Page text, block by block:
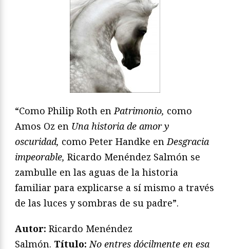
“Como Philip Roth enPatrimonio, como
Amos Oz en Una historia de amor y
oscuridad, como Peter Handke enDesgracia
impeorable, Ricardo Menéndez Salmón se
zambulle en las aguas de la historia
familiar para explicarse a sí mismo a través
de las luces y sombras de su padre”.
Autor: Ricardo Menéndez
Salmón. Título:No entres dócilmente en esa